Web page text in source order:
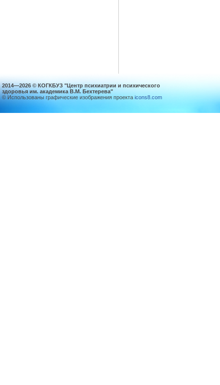
2014—2026 © КОГКБУЗ "Центр психиатрии и психического
здоровья им. академика В.М. Бехтерева"
© Использованы графические изображения проекта icons8.com